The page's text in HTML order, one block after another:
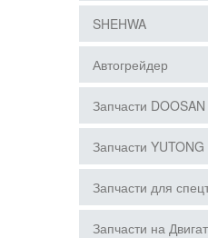
SHEHWA
Автогрейдер
Запчасти DOOSAN
Запчасти YUTONG
Запчасти для
Запчасти на